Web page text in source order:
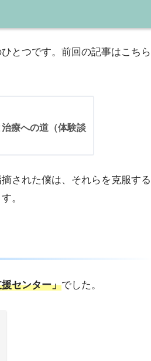
とつです。前回の記事はこちら
療への道（体験談
された僕は、それらを克服する
。
センター」でした。